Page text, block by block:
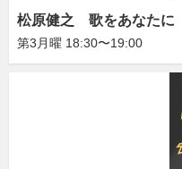
松原健之 歌をあなたに
第3月曜 18:30〜19:00